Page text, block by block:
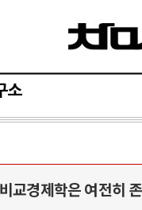
소
비교경제학은 여전히